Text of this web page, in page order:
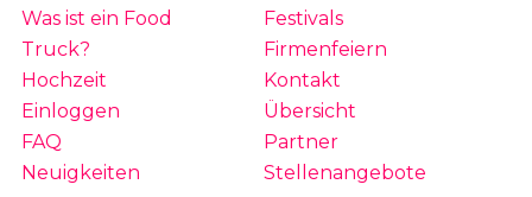
Was ist ein Food
Truck?
Festivals
Firmenfeiern
Hochzeit
Kontakt
Einloggen
Übersicht
FAQ
Partner
Neuigkeiten
Stellenangebote